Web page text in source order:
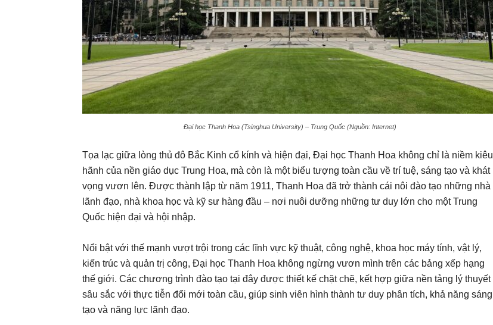
Đại học Thanh Hoa (Tsinghua University) – Trung Quốc (Nguồn: Internet)
Tọa lạc giữa lòng thủ đô Bắc Kinh cổ kính và hiện đại, Đại học Thanh Hoa không chỉ là niềm kiêu
hãnh của nền giáo dục Trung Hoa, mà còn là một biểu tượng toàn cầu về trí tuệ, sáng tạo và khát
vọng vươn lên. Được thành lập từ năm 1911, Thanh Hoa đã trở thành cái nôi đào tạo những nhà
lãnh đạo, nhà khoa học và kỹ sư hàng đầu – nơi nuôi dưỡng những tư duy lớn cho một Trung
Quốc hiện đại và hội nhập.
Nổi bật với thế mạnh vượt trội trong các lĩnh vực kỹ thuật, công nghệ, khoa học máy tính, vật lý,
kiến trúc và quản trị công, Đại học Thanh Hoa không ngừng vươn mình trên các bảng xếp hạng
thế giới. Các chương trình đào tạo tại đây được thiết kế chặt chẽ, kết hợp giữa nền tảng lý thuyết
sâu sắc với thực tiễn đổi mới toàn cầu, giúp sinh viên hình thành tư duy phân tích, khả năng sáng
tạo và năng lực lãnh đạo.